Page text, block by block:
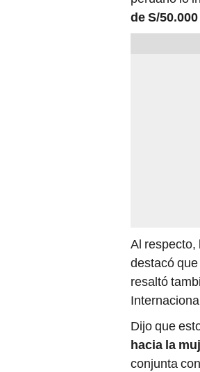
de S/50.000
Al respecto,
destacó
resaltó
Dijo que
hacia la
conjunta